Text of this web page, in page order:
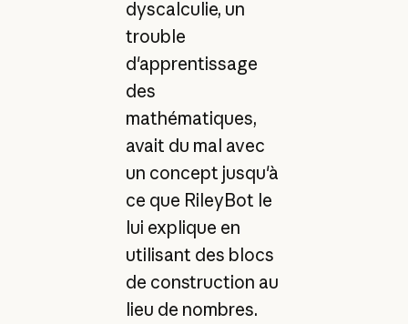
dyscalculie, un
trouble
d'apprentissage
des
mathématiques,
avait du mal avec
un concept jusqu'à
ce que RileyBot le
lui explique en
utilisant des blocs
de construction au
lieu de nombres.